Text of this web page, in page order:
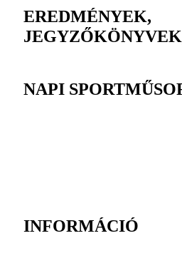
EREDMÉNYEK,
NAPI
INFORMÁCIÓ